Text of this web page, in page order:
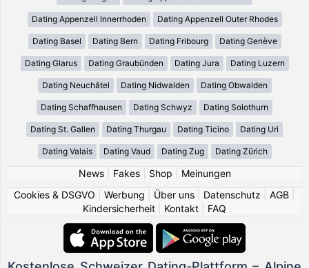
Dating Appenzell Innerrhoden Dating Appenzell Outer Rhodes
Dating Basel Dating Bern Dating Fribourg Dating Genève
Dating Glarus Dating Graubünden Dating Jura Dating Luzern
Dating Neuchâtel Dating Nidwalden Dating Obwalden
Dating Schaffhausen Dating Schwyz Dating Solothurn
Dating St. Gallen Dating Thurgau Dating Ticino Dating Uri
Dating Valais Dating Vaud Dating Zug Dating Zürich
News| Fakes| Shop
Meinungen
Cookies & DSGVO
Werbung Über uns Datenschutz AGB
Kindersicherheit
Kontakt FAQ